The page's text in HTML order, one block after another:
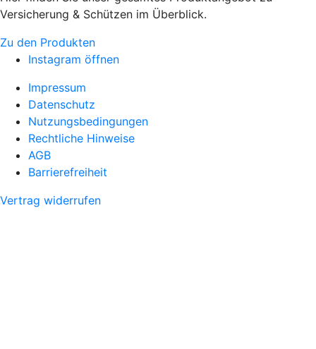
Versicherung & Schützen im Überblick.
Zu den Produkten
Instagram öffnen
Impressum
Datenschutz
Nutzungsbedingungen
Rechtliche Hinweise
AGB
Barrierefreiheit
Vertrag widerrufen